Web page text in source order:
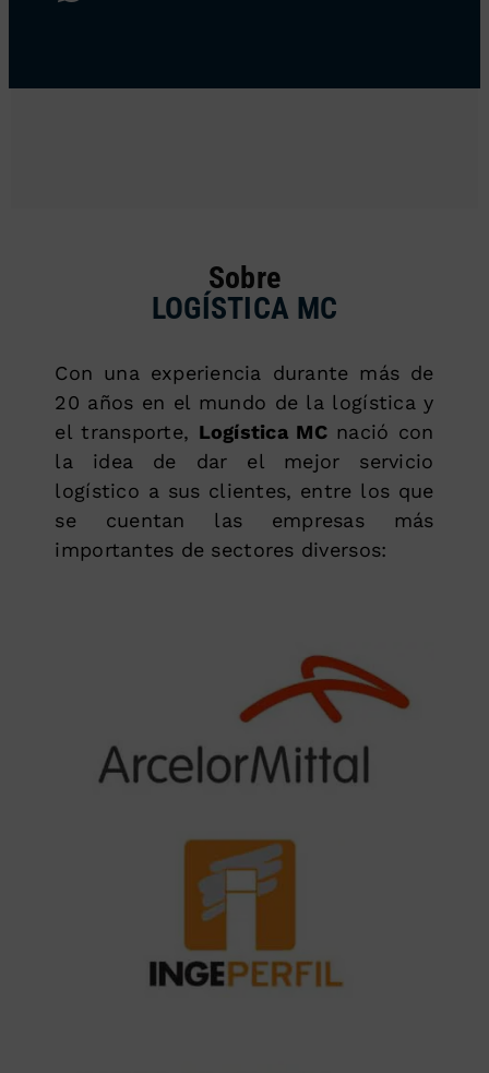
Sobre
LOGÍSTICA MC
Con una experiencia durante más de
20 años en el mundo de la logística y
el transporte, Logística MCnació con
la idea de dar el mejor servicio
logístico a sus clientes, entre los que
se cuentan las empresas más
importantes de sectores diversos: